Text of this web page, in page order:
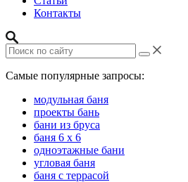
Контакты
Самые популярные запросы:
модульная баня
проекты бань
бани из бруса
баня 6 х 6
одноэтажные бани
угловая баня
баня с террасой